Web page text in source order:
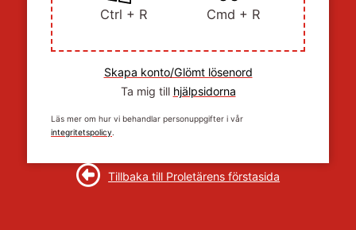
Ctrl + R Cmd + R
Skapa konto/Glömt lösenord
Ta mig till hjälpsidorna
Läs mer om hur vi behandlar personuppgifter i vår
integritetspolicy.
Tillbaka till Proletärens förstasida